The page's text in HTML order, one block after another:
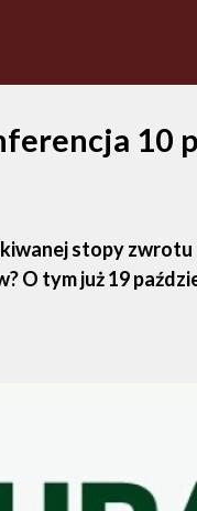
10
stopy
O tym już 19